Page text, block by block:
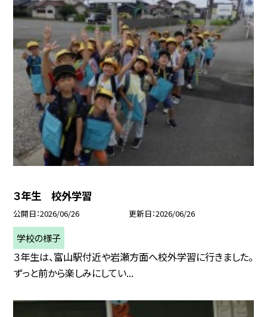
３年生 校外学習
公開日 2026/06/26 更新日 2026/06/26
学校の様子
３年生は、富山駅付近や岩瀬方面へ校外学習に行きました。
ずっと前から楽しみにしてい...